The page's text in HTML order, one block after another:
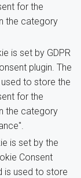
for the
the category
is set by GDPR
plugin. The
to store the
for the
the category
is set by the
Consent
is used to store